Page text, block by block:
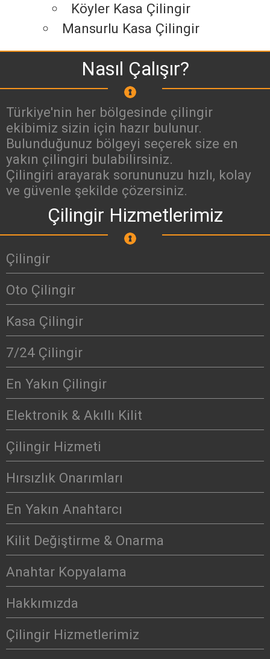
Köyler Kasa Çilingir
Mansurlu Kasa Çilingir
Nasıl Çalışır?
Türkiye'nin her bölgesinde çilingir
ekibimiz sizin için hazır bulunur.
Bulunduğunuz bölgeyi seçerek size en
yakın çilingiri bulabilirsiniz.
Çilingiri arayarak sorununuzu hızlı, kolay
ve güvenle şekilde çözersiniz.
Çilingir Hizmetlerimiz
Çilingir
Oto Çilingir
Kasa Çilingir
7/24 Çilingir
En Yakın Çilingir
Elektronik & Akıllı Kilit
Çilingir Hizmeti
Hırsızlık Onarımları
En Yakın Anahtarcı
Kilit Değiştirme & Onarma
Anahtar Kopyalama
Hakkımızda
Çilingir Hizmetlerimiz